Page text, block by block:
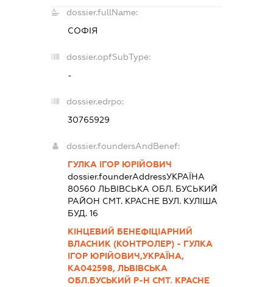
dossier.fullName:
СОФІЯ
dossier.opfSubType:
-
dossier.edrpo:
30765929
dossier.foundersAndBenef:
ГУЛКА ІГОР ЮРІЙОВИЧ
dossier.founderAddressУКРАЇНА
80560 ЛЬВIВСЬКА ОБЛ. БУСЬКИЙ
РАЙОН СМТ. КРАСНЕ ВУЛ. КУЛІША
БУД. 16
КІНЦЕВИЙ БЕНЕФІЦІАРНИЙ
ВЛАСНИК (КОНТРОЛЕР) - ГУЛКА
ІГОР ЮРІЙОВИЧ,УКРАЇНА,
КА042598, ЛЬВІВСЬКА
ОБЛ.БУСЬКИЙ Р-Н СМТ. КРАСНЕ